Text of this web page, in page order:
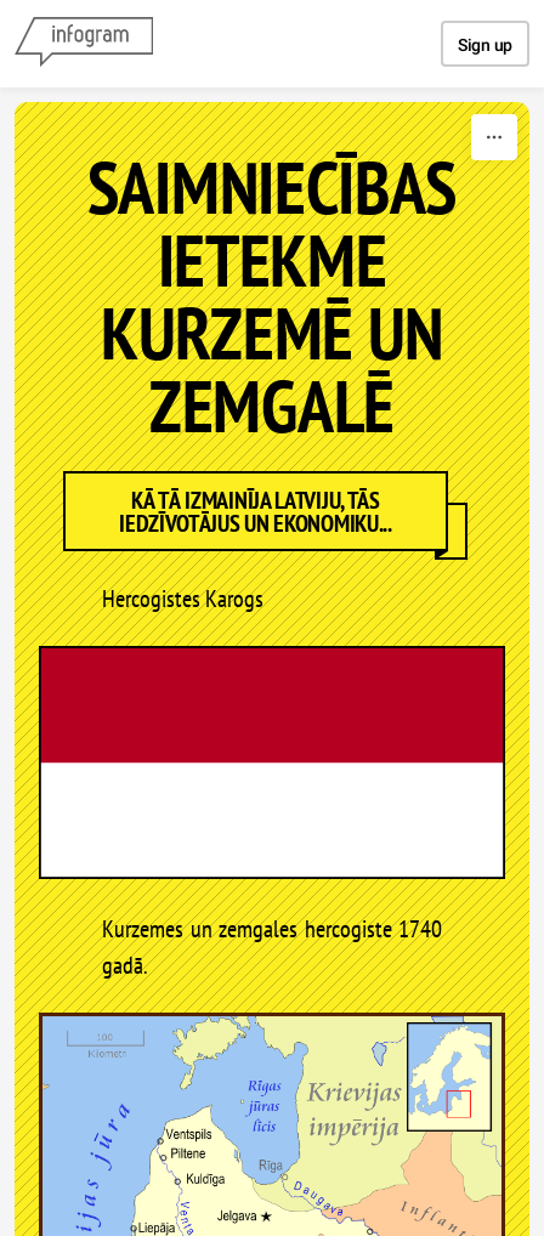
Sign up
SAIMNIECĪBAS
IETEKME
KURZEMĒ UN
ZEMGALĒ
KĀ TĀ IZMAINĪJA LATVIJU, TĀS
IEDZĪVOTĀJUS UN EKONOMIKU...
Hercogistes Karogs
Kurzemes un zemgales hercogiste 1740
gadā.